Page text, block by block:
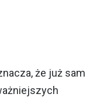
że już sam